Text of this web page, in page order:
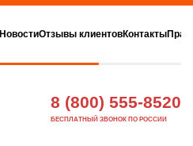
НовостиОтзывы клиентовКонтакты
8 (800) 555-8520
БЕСПЛАТНЫЙ ЗВОНОК ПО РОССИИ